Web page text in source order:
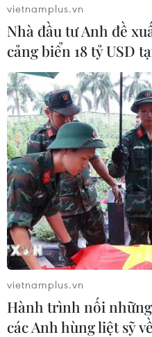
vietnamplus.vn
Nhà đầu tư Anh đề
cảng biển 18 tỷ USD
vietnamplus.vn
Hành trình nối
các Anh hùng liệt sỹ